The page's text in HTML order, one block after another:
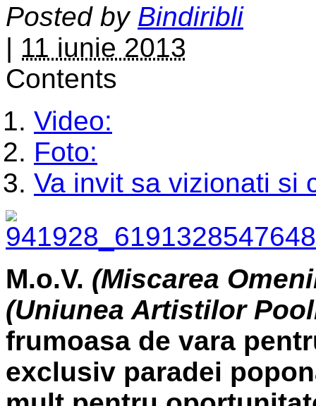
Posted by Bindiribli
| 11 iunie 2013
Contents
Video:
Foto:
Va invit sa vizionati si
M.o.V. (Miscarea
(Uniunea Artistilor
frumoasa de vara
exclusiv paradei